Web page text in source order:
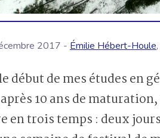
2017 - Émilie Hébert-Houle
début de mes études en
10 ans de
en trois temps : deux